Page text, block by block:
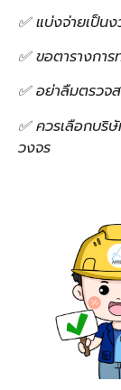
✅ แบ่งจ่ายเป็น
✅ ขอตารางกา
✅ อย่าลืมตรว
✅ ควรเลือกบริ
วงจร